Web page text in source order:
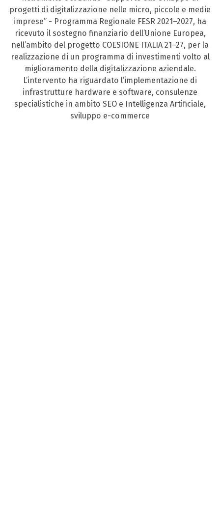
progetti di digitalizzazione nelle micro, piccole e medie
imprese” - Programma Regionale FESR 2021–2027, ha
ricevuto il sostegno finanziario dell’Unione Europea,
nell’ambito del progetto COESIONE ITALIA 21–27, per la
realizzazione di un programma di investimenti volto al
miglioramento della digitalizzazione aziendale.
L’intervento ha riguardato l’implementazione di
infrastrutture hardware e software, consulenze
specialistiche in ambito SEO e Intelligenza Artificiale,
sviluppo e-commerce